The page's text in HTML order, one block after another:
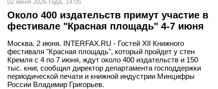
02 июня 2026 года, 14:05
Около 400 издательств примут участие в
фестивале "Красная площадь" 4-7 июня
Москва. 2 июня. INTERFAX.RU - Гостей XII Книжного
фестиваля "Красная площадь", который пройдет у стен
Кремля с 4 по 7 июня, ждут около 400 издательств и 150
тыс. книг, сообщил директор департамента господдержки
периодической печати и книжной индустрии Минцифры
России Владимир Григорьев.